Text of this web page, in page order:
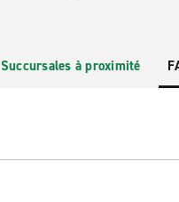
Succursales à proximité